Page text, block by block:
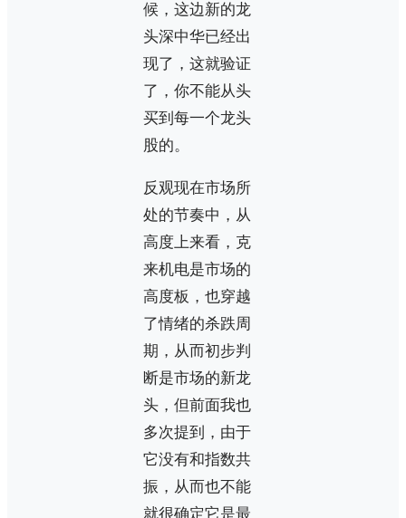
候，这边新的龙
头深中华已经出
现了，这就验证
了，你不能从头
买到每一个龙头
股的。
反观现在市场所
处的节奏中，从
高度上来看，克
来机电是市场的
高度板，也穿越
了情绪的杀跌周
期，从而初步判
断是市场的新龙
头，但前面我也
多次提到，由于
它没有和指数共
振，从而也不能
就很确定它是最